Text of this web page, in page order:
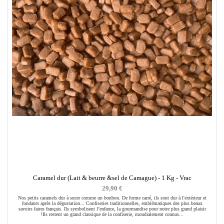
Caramel dur (Lait & beurre &sel de Camague) - 1 Kg - Vrac
29,90 €
Nos petits caramels dur à sucer comme un bonbon. De forme carré, ils sont dur à l'extérieur et
fondants après la dégustation... Confiseries traditionnelles, emblématiques des plus beaux
savoirs faires français. Ils symbolisent l’enfance, la gourmandise pour notre plus grand plaisir
!Ils restent un grand classique de la confiserie, mondialement connus...